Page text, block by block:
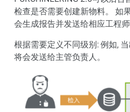
检查是否需要创建新物料。 如
会生成报告并发送给相应工程师
根据需要定义不同级别: 例如,
将会发送给主管负责人。